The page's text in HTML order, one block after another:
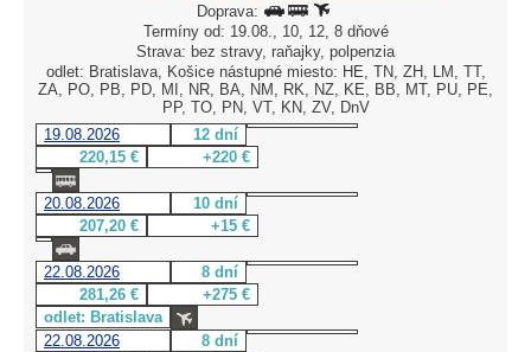
Doprava:
Termíny od: 19.08., 10, 12, 8 dňové
Strava: bez stravy, raňajky, polpenzia
odlet: Bratislava, Košice nástupné miesto: HE, TN, ZH, LM, TT,
ZA, PO, PB, PD, MI, NR, BA, NM, RK, NZ, KE, BB, MT, PU, PE,
PP, TO, PN, VT, KN, ZV, DnV
19.08.2026
12 dní
220,15 €
+220 €
20.08.2026
10 dní
207,20 €
+15 €
22.08.2026
8 dní
281,26 €
+275 €
odlet: Bratislava
22.08.2026
8 dní